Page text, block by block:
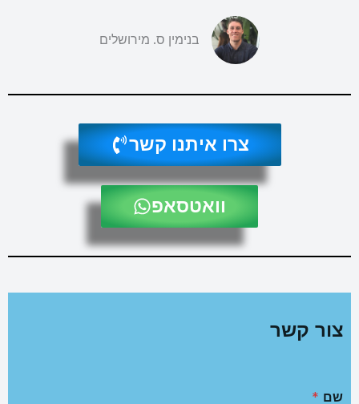
בנימין ס. מירושלים
צרו איתנו קשר
וואטסאפ
צור קשר
שם *